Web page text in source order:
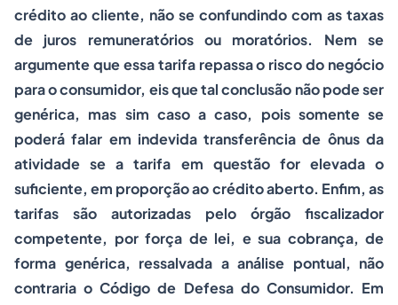
crédito ao cliente, não se confundindo com as taxas
de juros remuneratórios ou moratórios. Nem se
argumente que essa tarifa repassa o risco do negócio
para o consumidor, eis que tal conclusão não pode ser
genérica, mas sim caso a caso, pois somente se
poderá falar em indevida transferência de ônus da
atividade se a tarifa em questão for elevada o
suficiente, em proporção ao crédito aberto. Enfim, as
tarifas são autorizadas pelo órgão fiscalizador
competente, por força de lei, e sua cobrança, de
forma genérica, ressalvada a análise pontual, não
contraria o Código de Defesa do Consumidor. Em